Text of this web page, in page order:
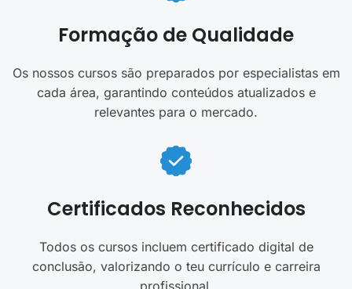
Formação de Qualidade
Os nossos cursos são preparados por especialistas em
cada área, garantindo conteúdos atualizados e
relevantes para o mercado.
Certificados Reconhecidos
Todos os cursos incluem certificado digital de
conclusão, valorizando o teu currículo e carreira
profissional.